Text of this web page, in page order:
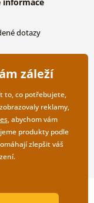
dotazy
spolupráce
záleží
to, co potřebujete,
reklamy,
, abychom vám
produkty podle
zlepšit váš